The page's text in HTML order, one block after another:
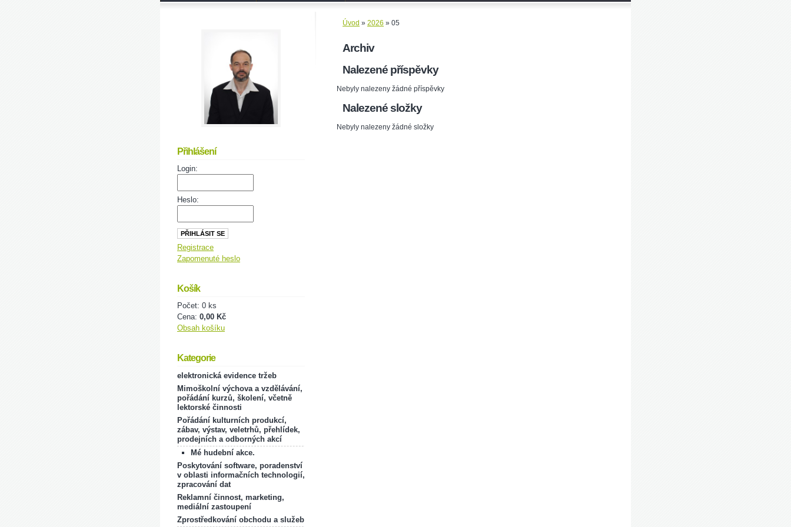
Úvod » 2026 » 05
Archiv
Nalezené příspěvky
Nebyly nalezeny žádné příspěvky
Nalezené složky
Nebyly nalezeny žádné složky
Přihlášení
Login:
Heslo:
Registrace
Zapomenuté heslo
Košík
Počet: 0 ks
Cena: 0,00 Kč
Obsah košíku
Kategorie
elektronická evidence tržeb
Mimoškolní výchova a vzdělávání,
pořádání kurzů, školení, včetně
lektorské činnosti
Pořádání kulturních produkcí,
zábav, výstav, veletrhů, přehlídek,
prodejních a odborných akcí
Mé hudební akce.
Poskytování software, poradenství
v oblasti informačních technologií,
zpracování dat
Reklamní činnost, marketing,
mediální zastoupení
Zprostředkování obchodu a služeb